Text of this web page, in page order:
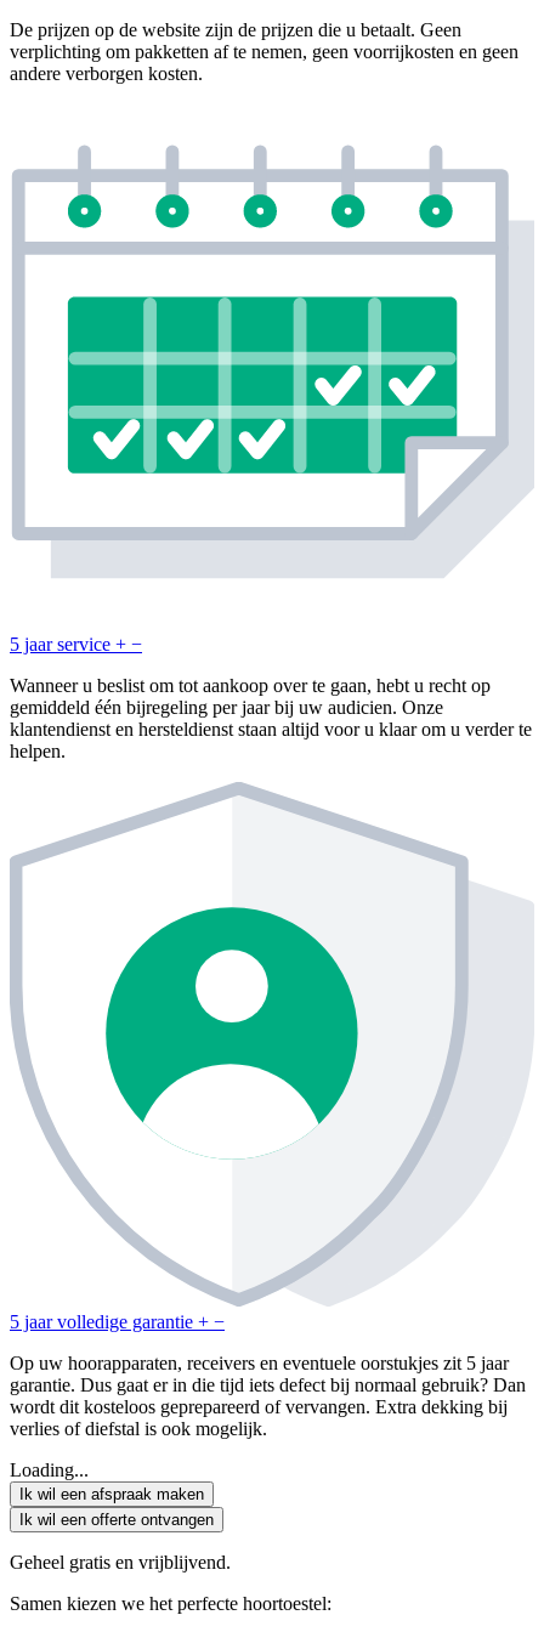
De prijzen op de website zijn de prijzen die u betaalt. Geen
verplichting om pakketten af te nemen, geen voorrijkosten en geen
andere verborgen kosten.
5 jaar service + −
Wanneer u beslist om tot aankoop over te gaan, hebt u recht op
gemiddeld één bijregeling per jaar bij uw audicien. Onze
klantendienst en hersteldienst staan altijd voor u klaar om u verder te
helpen.
5 jaar volledige garantie + −
Op uw hoorapparaten, receivers en eventuele oorstukjes zit 5 jaar
garantie. Dus gaat er in die tijd iets defect bij normaal gebruik? Dan
wordt dit kosteloos geprepareerd of vervangen. Extra dekking bij
verlies of diefstal is ook mogelijk.
Loading...
Ik wil een afspraak maken
Ik wil een offerte ontvangen
Geheel gratis en vrijblijvend.
Samen kiezen we het perfecte hoortoestel: